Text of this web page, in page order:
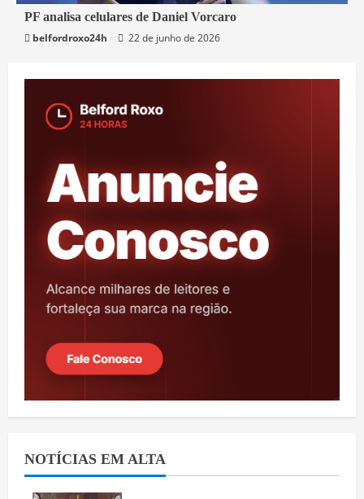
3 min read
Brasil
PF analisa celulares de Daniel Vorcaro
belfordroxo24h
22 de junho de 2026
NOTÍCIAS EM ALTA